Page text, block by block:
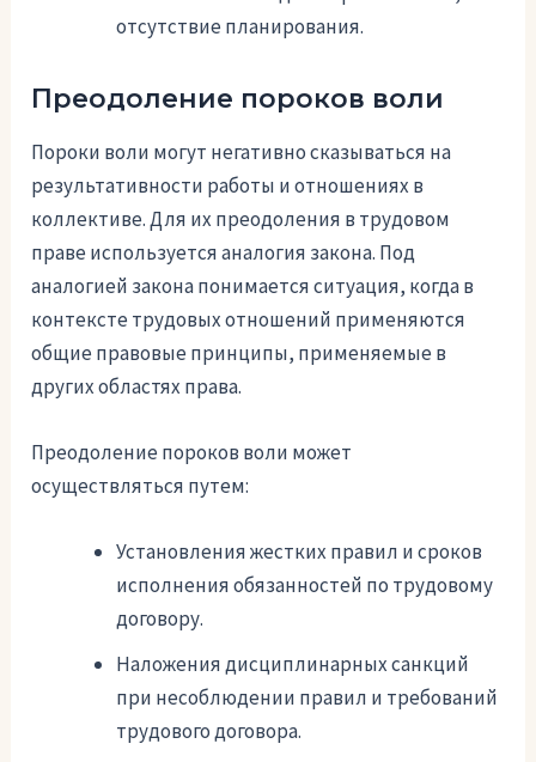
отсутствие планирования.
Преодоление пороков воли
Пороки воли могут негативно сказываться на
результативности работы и отношениях в
коллективе. Для их преодоления в трудовом
праве используется аналогия закона. Под
аналогией закона понимается ситуация, когда в
контексте трудовых отношений применяются
общие правовые принципы, применяемые в
других областях права.
Преодоление пороков воли может
осуществляться путем:
Установления жестких правил и сроков
исполнения обязанностей по трудовому
договору.
Наложения дисциплинарных санкций
при несоблюдении правил и требований
трудового договора.